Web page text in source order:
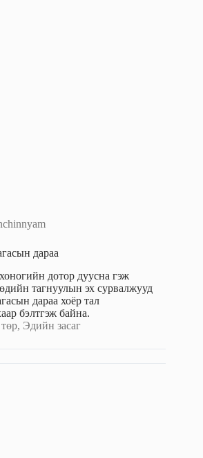
дараа
дотор дуусна гэж
тагнуулын эх сурвалжууд
дараа хоёр тал
бэлтгэж байна.
, Эдийн засаг